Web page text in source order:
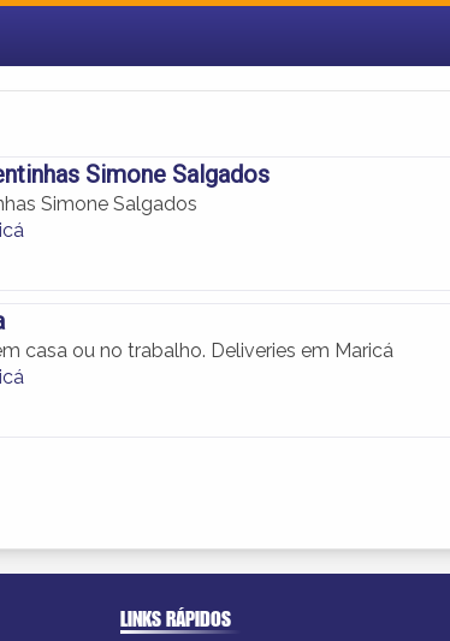
Simone Salgados
Simone Salgados
casa ou no trabalho. Deliveries em Maricá
LINKS RÁPIDOS